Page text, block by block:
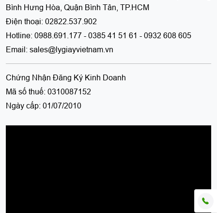
Bình Hưng Hòa, Quận Bình Tân, TP.HCM
Điện thoại: 02822.537.902
Hotline: 0988.691.177 - 0385 41 51 61 - 0932 608 605
Email: sales@lygiayvietnam.vn
Chứng Nhận Đăng Ký Kinh Doanh
Mã số thuế: 0310087152
Ngày cấp: 01/07/2010